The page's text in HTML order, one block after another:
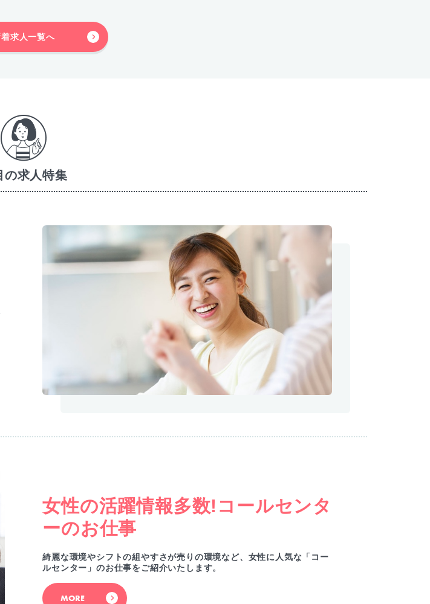
着求人一覧へ
の求人特集
女性の活躍情報多数!コールセンタ
ーのお仕事
綺麗な環境やシフトの組やすさが売りの環境など、女性に人気な「コー
ルセンター」のお仕事をご紹介いたします。
MORE